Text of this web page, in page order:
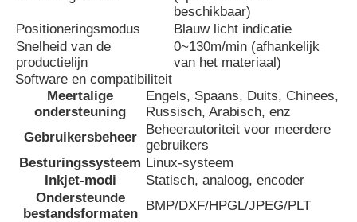
UV -lasermarkeermachine
tij inkjetprinter
Industriële inktcartridges
Paging Conveyor Machine
beschikbaar)
Positioneringsmodus
Blauw licht indicatie
Snelheid van de
productielijn
0~130m/min (afhankelijk
van het materiaal)
Software en compatibiliteit
Meertalige
ondersteuning
Engels, Spaans, Duits, Chinees,
Russisch, Arabisch, enz
Gebruikersbeheer
Beheerautoriteit voor meerdere
gebruikers
Besturingssysteem Linux-systeem
Inkjet-modi
Statisch, analoog, encoder
Ondersteunde
bestandsformaten
BMP/DXF/HPGL/JPEG/PLT